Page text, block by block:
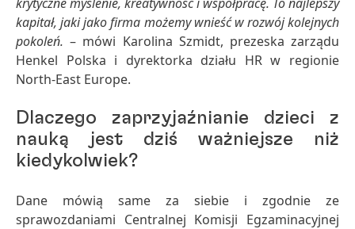
kapitał, jaki jako firma możemy wnieść w rozwój kolejnych
pokoleń.– mówi Karolina Szmidt, prezeska zarządu
Henkel Polska i dyrektorka działu HR w regionie
North-East Europe.
Dlaczego zaprzyjaźnianie dzieci z
nauką jest dziś ważniejsze niż
kiedykolwiek?
Dane mówią same za siebie i zgodnie ze
sprawozdaniami Centralnej Komisji Egzaminacyjnej